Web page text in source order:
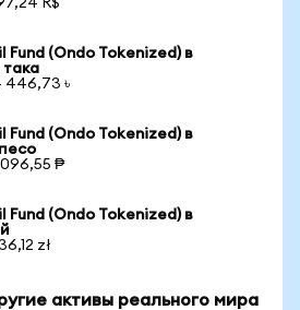
R$
(Ondo Tokenized) в
446,73 ৳
(Ondo Tokenized) в
096,55 ₱
(Ondo Tokenized) в
zł
активы реального мира